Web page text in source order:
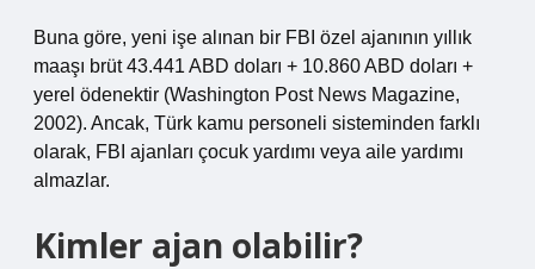
Buna göre, yeni işe alınan bir FBI özel ajanının yıllık
maaşı brüt 43.441 ABD doları + 10.860 ABD doları +
yerel ödenektir (Washington Post News Magazine,
2002). Ancak, Türk kamu personeli sisteminden farklı
olarak, FBI ajanları çocuk yardımı veya aile yardımı
almazlar.
Kimler ajan olabilir?